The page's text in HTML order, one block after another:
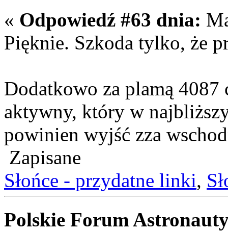
« Odpowiedź #63 dnia:
Pięknie. Szkoda tylko, że
Dodatkowo za plamą
aktywny, który w
powinien wyjść zza
Zapisane
Słońce - przydatne linki,
Polskie Forum